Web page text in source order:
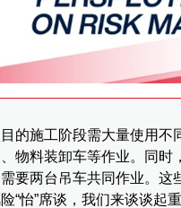
的施工阶段需大量使用不
物料装卸车等作业。同时
要两台吊车共同作业。这
“怡”席谈，我们来谈谈起